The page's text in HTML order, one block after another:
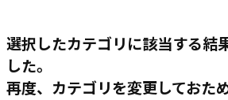
選択したカテゴリに該当する結
した。
再度、カテゴリを変更しておた